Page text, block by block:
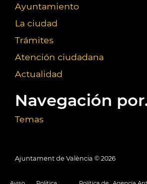
Ayuntamiento
La ciudad
Trámites
Atención ciudadana
Actualidad
Navegación
Temas
Ajuntament de València © 2026